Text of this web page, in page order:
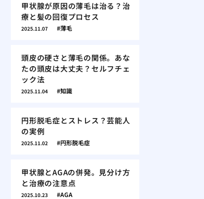
甲状腺が原因の薄毛は治る？治
療と髪の回復プロセス
2025.11.07 薄毛
頭皮の硬さと薄毛の関係。あな
たの頭皮は大丈夫？セルフチェ
ック法
2025.11.04 知識
円形脱毛症とストレス？芸能人
の実例
2025.11.02 円形脱毛症
甲状腺とAGAの併発。見分け方
と治療の注意点
2025.10.23 AGA